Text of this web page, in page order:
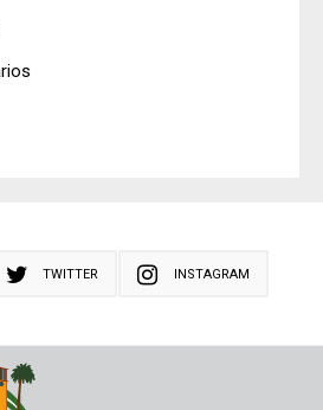
TWITTER INSTAGRAM